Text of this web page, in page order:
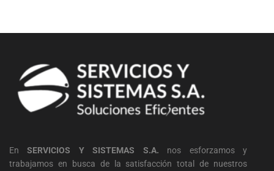
EnSERVICIOS Y SISTEMAS S.A. nos esforzamos y
trabajamos en busca de la satisfacción total de nuestros